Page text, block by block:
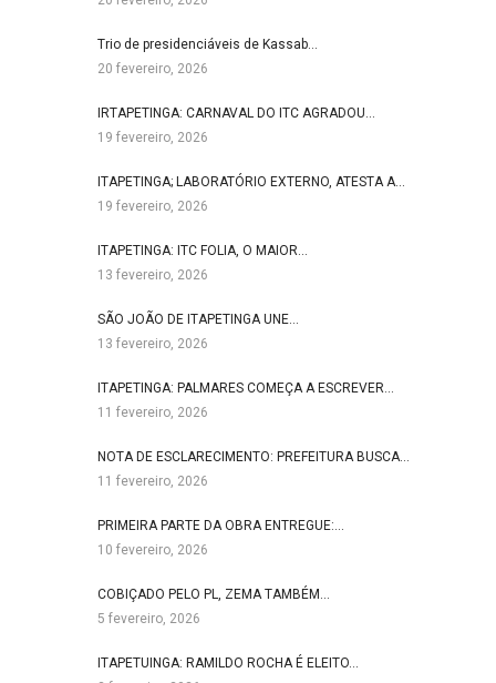
Trio de presidenciáveis de Kassab…
20 fevereiro, 2026
IRTAPETINGA: CARNAVAL DO ITC AGRADOU…
19 fevereiro, 2026
ITAPETINGA; LABORATÓRIO EXTERNO, ATESTA A…
19 fevereiro, 2026
ITAPETINGA: ITC FOLIA, O MAIOR…
13 fevereiro, 2026
SÃO JOÃO DE ITAPETINGA UNE…
13 fevereiro, 2026
ITAPETINGA: PALMARES COMEÇA A ESCREVER…
11 fevereiro, 2026
NOTA DE ESCLARECIMENTO: PREFEITURA BUSCA…
11 fevereiro, 2026
PRIMEIRA PARTE DA OBRA ENTREGUE:…
10 fevereiro, 2026
COBIÇADO PELO PL, ZEMA TAMBÉM…
5 fevereiro, 2026
ITAPETUINGA: RAMILDO ROCHA É ELEITO…